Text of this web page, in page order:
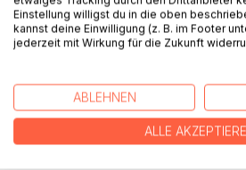
Desweiteren ist bei der vorliegenden
daß es sich um eine Diplomarbeit
begrenzten Zeit sicherlich nicht mit
Auch mußte sich die Autorin auf die
Gesprächen getätigten Aussagen,
einer Überprüfung verlassen, da sie
Olympischen Dorf nicht selbst
Einstellung willigst du in die oben
kannst deine Einwilligung (z. B. im Footer
jederzeit mit Wirkung für die Zukunft
ABLEHNEN
ALLE